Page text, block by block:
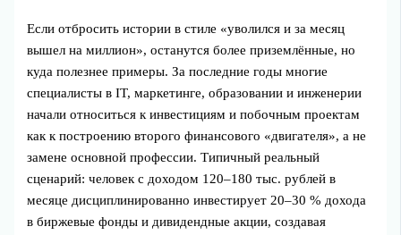
Если отбросить истории в стиле «уволился и за месяц
вышел на миллион», останутся более приземлённые, но
куда полезнее примеры. За последние годы многие
специалисты в IT, маркетинге, образовании и инженерии
начали относиться к инвестициям и побочным проектам
как к построению второго финансового «двигателя», а не
замене основной профессии. Типичный реальный
сценарий: человек с доходом 120–180 тыс. рублей в
месяце дисциплинированно инвестирует 20–30 % дохода
в биржевые фонды и дивидендные акции, создавая